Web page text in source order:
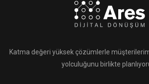
Katma değeri yüksek çözümlerle
yolculuğunu birlikte